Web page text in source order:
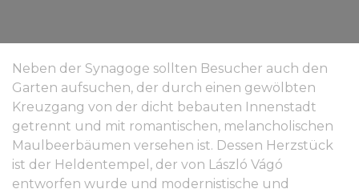
Neben der Synagoge sollten Besucher auch den
Garten aufsuchen, der durch einen gewölbten
Kreuzgang von der dicht bebauten Innenstadt
getrennt und mit romantischen, melancholischen
Maulbeerbäumen versehen ist. Dessen Herzstück
ist der Heldentempel, der von László Vágó
entworfen wurde und modernistische und